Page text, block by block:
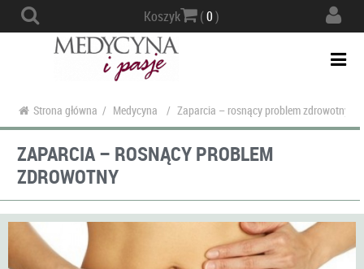
Koszyk (0)
Strona główna / Medycyna / Zaparcia – rosnący problem zdrowotny
ZAPARCIA – ROSNĄCY PROBLEM
ZDROWOTNY